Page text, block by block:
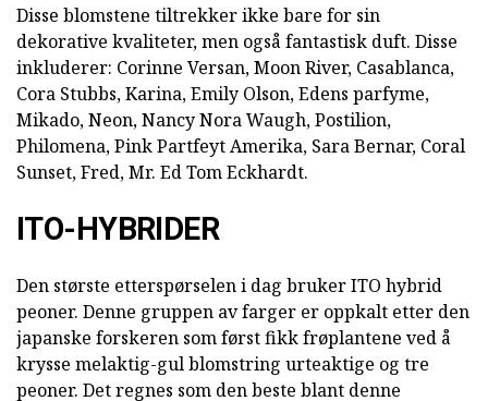
Disse blomstene tiltrekker ikke bare for sin
dekorative kvaliteter, men også fantastisk duft. Disse
inkluderer: Corinne Versan, Moon River, Casablanca,
Cora Stubbs, Karina, Emily Olson, Edens parfyme,
Mikado, Neon, Nancy Nora Waugh, Postilion,
Philomena, Pink Partfeyt Amerika, Sara Bernar, Coral
Sunset, Fred, Mr. Ed Tom Eckhardt.
ITO-HYBRIDER
Den største etterspørselen i dag bruker ITO hybrid
peoner. Denne gruppen av farger er oppkalt etter den
japanske forskeren som først fikk frøplantene ved å
krysse melaktig-gul blomstring urteaktige og tre
peoner. Det regnes som den beste blant denne